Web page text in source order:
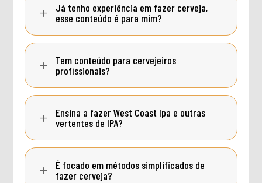
L
Já tenho experiência em fazer cerveja,
esse conteúdo é para mim?
L
Tem conteúdo para cervejeiros
profissionais?
L
Ensina a fazer West Coast Ipa e outras
vertentes de IPA?
L
É focado em métodos simplificados de
fazer cerveja?